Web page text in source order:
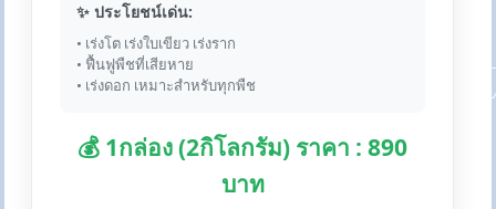
✨ ประโยชน์เด่น:
• เร่งโต เร่งใบเขียว เร่งราก
• ฟื้นฟูพืชที่เสียหาย
• เร่งดอก เหมาะสำหรับทุกพืช
💰 1กล่อง (2กิโลกรัม) ราคา : 890
บาท